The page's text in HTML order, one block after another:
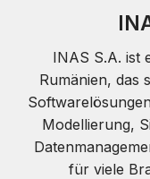
INAS S.A. ist
Rumänien, das
Modellierung,
für viele